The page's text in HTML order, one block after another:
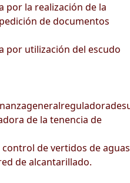
por la realización de la
de documentos
por utilización del escudo
de la tenencia de
de vertidos de aguas
de alcantarillado.